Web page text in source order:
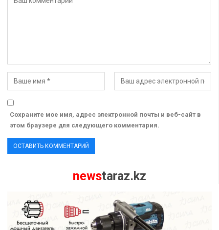
Сохраните мое имя, адрес электронной почты и веб-сайт в
этом браузере для следующего комментария.
newstaraz.kz